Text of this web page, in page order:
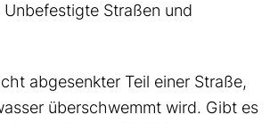
Unbefestigte Straßen und
abgesenkter Teil einer Straße,
überschwemmt wird. Gibt es